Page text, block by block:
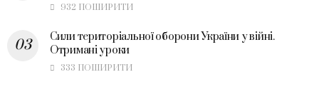
932 ПОШИРИТИ
Сили територіальної оборони України у війні.
Отримані уроки
333 ПОШИРИТИ